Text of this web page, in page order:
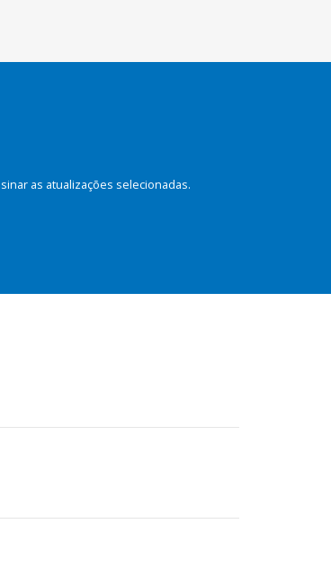
as atualizações selecionadas.